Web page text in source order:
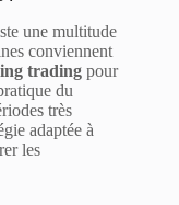
une multitude
conviennent
trading pour
du
très
adaptée à
les